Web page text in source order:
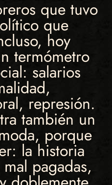
que tuvo
que
hoy
termómetro
salarios
represión.
también un
porque
la historia
pagadas,